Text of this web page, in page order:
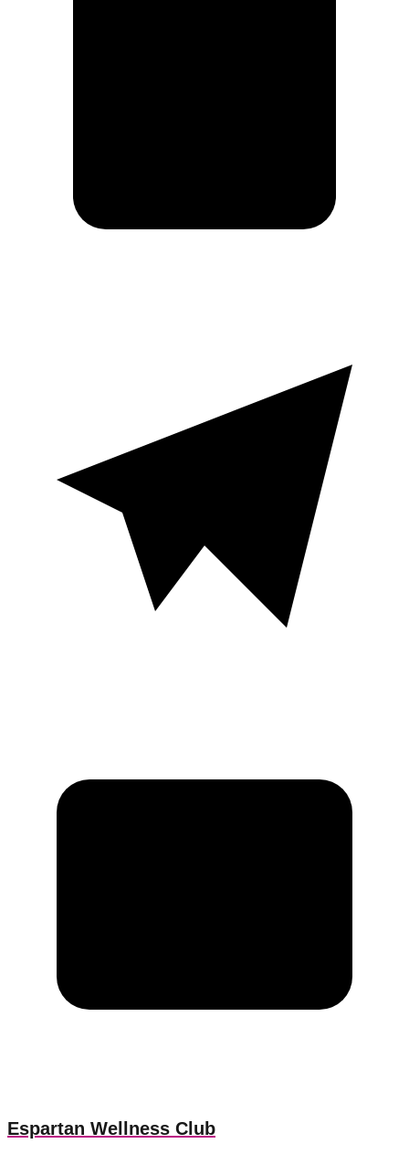
Espartan Wellness Club